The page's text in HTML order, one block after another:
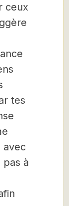
ceux
tes
avec
pas à